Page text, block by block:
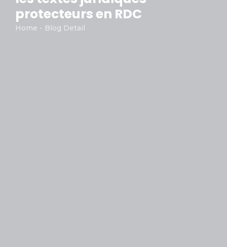
protecteurs en RDC
Home - Blog Detail